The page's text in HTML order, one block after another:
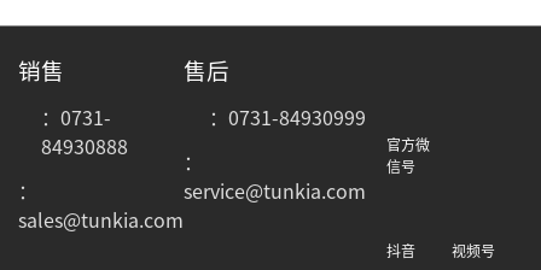
销售
：0731-
84930888
：
sales@tunkia.com
售后
：0731-84930999
：
service@tunkia.com
官方微
信号
抖音 视频号